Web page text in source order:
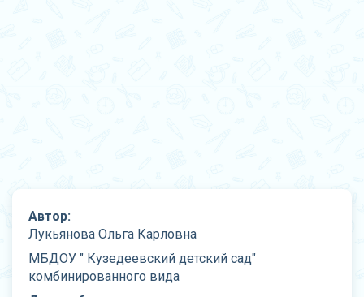
Автор:
Лукьянова Ольга Карловна
МБДОУ " Кузедеевский детский сад"
комбинированного вида